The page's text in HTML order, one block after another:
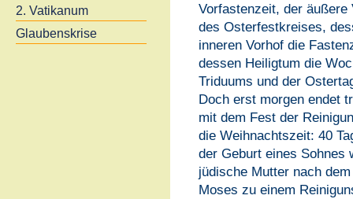
2. Vatikanum
Glaubenskrise
Vorfastenzeit, der äußere
des Osterfestkreises,
inneren Vorhof die
dessen Heiligtum die
Triduums und der
Doch erst morgen endet
mit dem Fest der
die Weihnachtszeit: 40
der Geburt eines Sohnes
jüdische Mutter nach
Moses zu einem